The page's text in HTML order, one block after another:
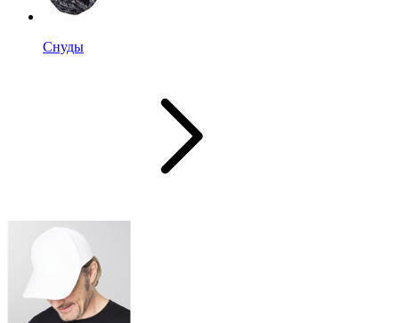
Снуды